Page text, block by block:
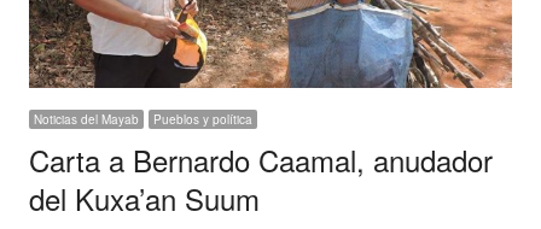
Noticias del Mayab Pueblos y política
Carta a Bernardo Caamal, anudador
del Kuxa’an Suum